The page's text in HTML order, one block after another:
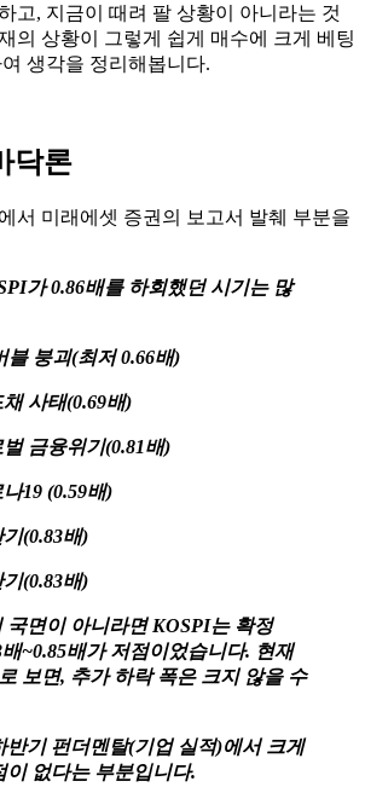
고, 지금이 때려 팔 상황이 아니라는 것
의 상황이 그렇게 쉽게 매수에 크게 베팅
생각을 정리해봅니다.
닥론
에서 미래에셋 증권의 보고서 발췌 부분을
가 0.86배를 하회했던 시기는 많
블 붕괴(최저 0.66배)
사태(0.69배)
금융위기(0.81배)
19 (0.59배)
(0.83배)
(0.83배)
국면이 아니라면 KOSPI는 확정
~0.85배가 저점이었습니다. 현재
보면, 추가 하락 폭은 크지 않을 수
반기 펀더멘탈(기업 실적)에서 크게
이 없다는 부분입니다.